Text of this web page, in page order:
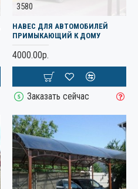
3580
НАВЕС ДЛЯ АВТОМОБИЛЕЙ
ПРИМЫКАЮЩИЙ К ДОМУ
4000.00р.
Заказать сейчас